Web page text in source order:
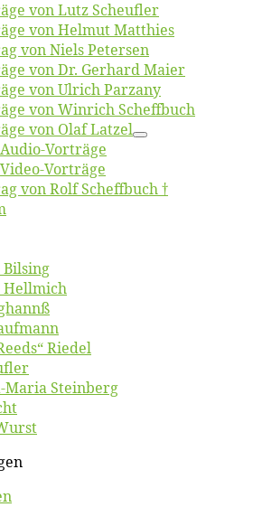
von Lutz Scheufler
von Hel­mut Matthies
von Niels Petersen
von Dr. Ger­hard Maier
von Ul­rich Parzany
von Win­rich Scheffbuch
von Olaf Latzel
Au­dio-Vor­trä­ge
Vi­deo-Vor­trä­ge
von Rolf Scheffbuch †
Hellmich
Riedel
Ma­ria Steinberg